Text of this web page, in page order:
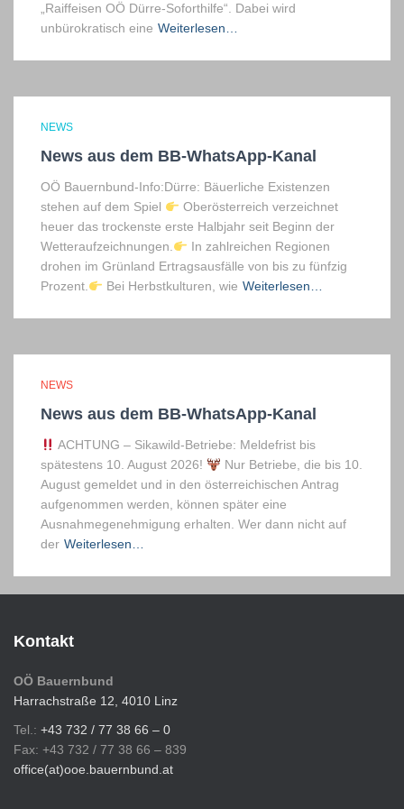
„Raiffeisen OÖ Dürre-Soforthilfe“. Dabei wird
unbürokratisch eine Weiterlesen…
NEWS
News aus dem BB-WhatsApp-Kanal
OÖ Bauernbund-Info:Dürre: Bäuerliche Existenzen
stehen auf dem Spiel
Oberösterreich verzeichnet
heuer das trockenste erste Halbjahr seit Beginn der
Wetteraufzeichnungen.
In zahlreichen Regionen
drohen im Grünland Ertragsausfälle von bis zu fünfzig
Prozent.
Bei Herbstkulturen, wie Weiterlesen…
NEWS
News aus dem BB-WhatsApp-Kanal
ACHTUNG – Sikawild-Betriebe: Meldefrist bis
spätestens 10. August 2026!
Nur Betriebe, die bis 10.
August gemeldet und in den österreichischen Antrag
aufgenommen werden, können später eine
Ausnahmegenehmigung erhalten. Wer dann nicht auf
der Weiterlesen…
Kontakt
OÖ Bauernbund
Harrachstraße 12, 4010 Linz
Tel.: +43 732 / 77 38 66 – 0
Fax: +43 732 / 77 38 66 – 839
office(at)ooe.bauernbund.at